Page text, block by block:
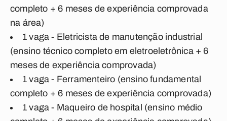
completo + 6 meses de experiência comprovada
na área)
1 vaga - Eletricista de manutenção industrial
(ensino técnico completo em eletroeletrônica + 6
meses de experiência comprovada)
1 vaga - Ferramenteiro (ensino fundamental
completo + 6 meses de experiência comprovada)
1 vaga - Maqueiro de hospital (ensino médio